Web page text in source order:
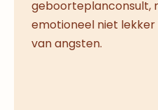
geboorteplanconsult,
emotioneel niet
van angsten.